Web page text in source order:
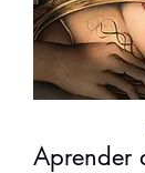
Aprender